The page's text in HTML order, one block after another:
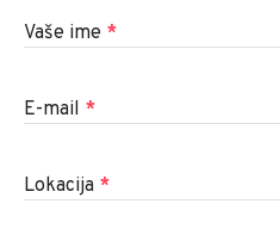
Vaše ime *
E-mail *
Lokacija *